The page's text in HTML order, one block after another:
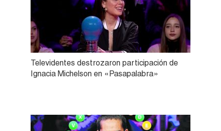
Televidentes destrozaron participación de
Ignacia Michelson en «Pasapalabra»